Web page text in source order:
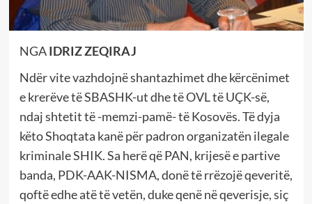
NGAIDRIZ ZEQIRAJ
Ndër vite vazhdojnë shantazhimet dhe kërcënimet
e krerëve të SBASHK-ut dhe të OVL të UÇK-së,
ndaj shtetit të -memzi-pamë- të Kosovës. Të dyja
këto Shoqtata kanë për padron organizatën ilegale
kriminale SHIK. Sa herë që PAN, krijesë e partive
banda, PDK-AAK-NISMA, donë të rrëzojë qeveritë,
qoftë edhe atë të vetën, duke qenë në qeverisje, siç